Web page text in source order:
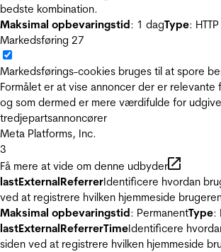
bedste kombination.
Maksimal opbevaringstid: 1 dagType:
Markedsføring 27
Markedsførings-cookies bruges til at spore
Formålet er at vise annoncer der er
og som dermed er mere værdifulde for
tredjepartsannoncører
Meta Platforms, Inc.
3
Få mere at vide om denne udbyder
lastExternalReferrerIdentificere hvordan
ved at registrere hvilken hjemmeside
Maksimal opbevaringstid: PermanentType:
lastExternalReferrerTimeIdentificere
siden ved at registrere hvilken hjemmeside